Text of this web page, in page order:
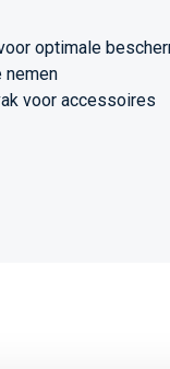
optimale
nemen
voor accessoires